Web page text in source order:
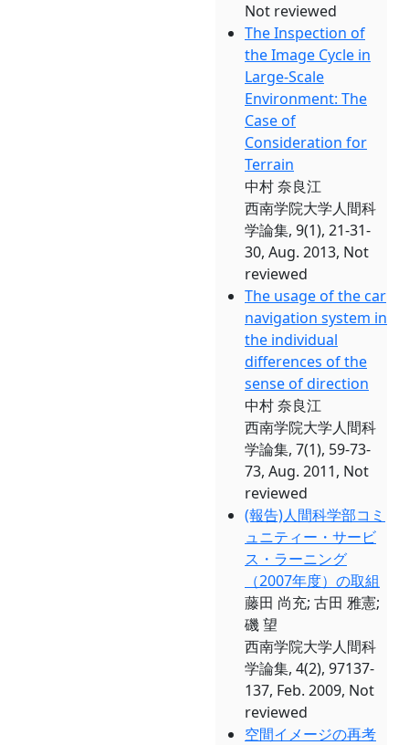
Not reviewed
The Inspection of
the Image Cycle in
Large-Scale
Environment: The
Case of
Consideration for
Terrain
中村 奈良江
西南学院大学人間科
学論集, 9(1), 21-31-
30, Aug. 2013, Not
reviewed
The usage of the car
navigation system in
the individual
differences of the
sense of direction
中村 奈良江
西南学院大学人間科
学論集, 7(1), 59-73-
73, Aug. 2011, Not
reviewed
(報告)人間科学部コミ
ュニティー・サービ
ス・ラーニング
（2007年度）の取組
藤田 尚充; 古田 雅憲;
磯 望
西南学院大学人間科
学論集, 4(2), 97137-
137, Feb. 2009, Not
reviewed
空間イメージの再考